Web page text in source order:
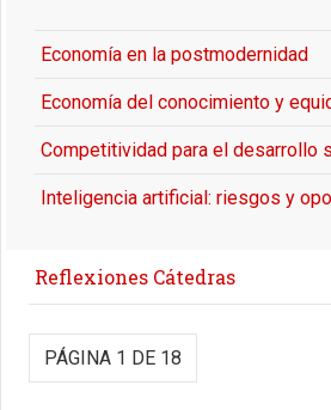
Economía en la postmodernidad
Economía del conocimiento y
Competitividad para el desarrollo
Inteligencia artificial: riesgos y
Reflexiones Cátedras
PÁGINA 1 DE 18